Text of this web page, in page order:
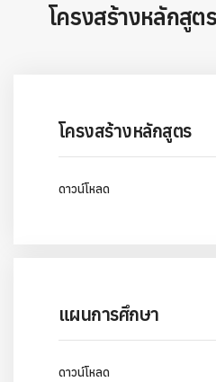
โครงสร้างหลักสู
โครงสร้างหลักสูตร
ดาวน์โหลด
แผนการศึกษา
ดาวน์โหลด